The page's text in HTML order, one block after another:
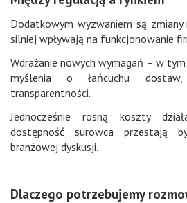
Dodatkowym wyzwaniem są
silniej wpływają na funkcjonowanie
Wdrażanie nowych wymagań – w
myślenia o łańcuchu
transparentności.
Jednocześnie rosną koszty
dostępność surowca przestają
branżowej dyskusji.
Dlaczego potrzebujemy